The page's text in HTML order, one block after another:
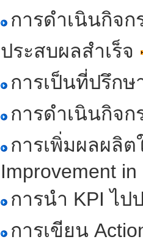
การดำเนินกิจก
ประสบผลสำเร็จ
การเป็นที่ปรึก
การดำเนินกิจ
การเพิ่มผลผลิ
Improvement
การนำ KPI ไ
การเขียน